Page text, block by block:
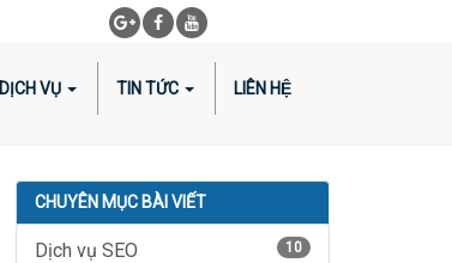
DỊCH VỤ TIN TỨC LIÊN HỆ
CHUYÊN MỤC BÀI VIẾT
Dịch vụ SEO 10